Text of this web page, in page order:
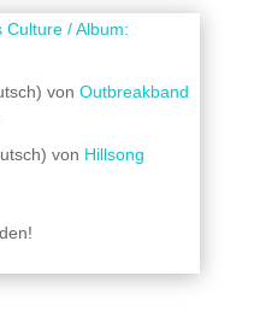
Culture / Album:
von Outbreakband
von Hillsong